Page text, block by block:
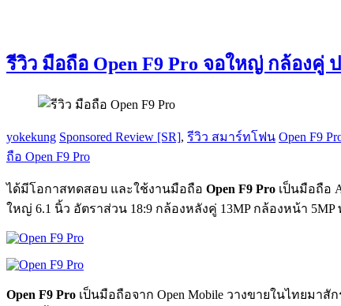
รีวิว มือถือ Open F9 Pro จอใหญ่ กล้อง
yokekung Sponsored Review [SR], รีวิว สมาร์ทโฟน Open F9
ถือ Open F9 Pro
ได้มีโอกาสทดสอบ และใช้งานมือถือ Open F9 Pro เป็นมือถือ
ใหญ่ 6.1 นิ้ว อัตราส่วน 18:9 กล้องหลังคู่ 13MP กล้องหน้า 5MP
Open F9 Pro เป็นมือถือจาก Open Mobile วางขายในไทยมา